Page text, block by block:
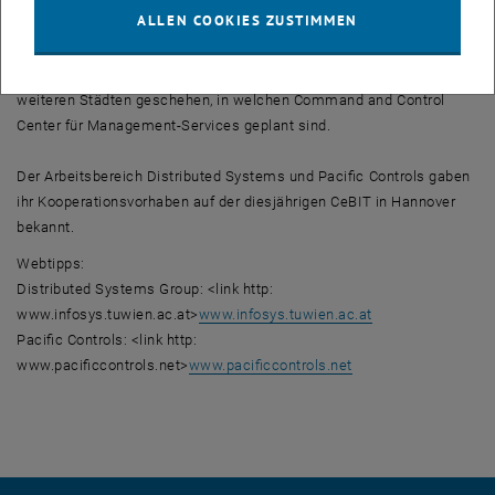
strategische Entwicklungen vorantreiben, sondern auch Trainings
sowie Praktikumsplätze für TU-Studierende anbieten. Dies soll
weiteren Städten geschehen, in welchen Command and Control
Center für Management-Services geplant sind.
Der Arbeitsbereich Distributed Systems und Pacific Controls gaben
ihr Kooperationsvorhaben auf der diesjährigen CeBIT in Hannover
bekannt.
Webtipps:
Distributed Systems Group: <link http:
www.infosys.tuwien.ac.at>www.infosys.tuwien.ac.at
Pacific Controls: <link http:
www.pacificcontrols.net>www.pacificcontrols.net
ALLEN COOKIES ZUSTIMMEN